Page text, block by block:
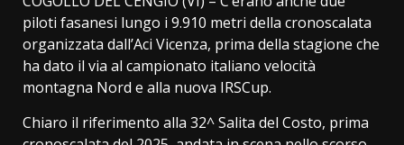
piloti fasanesi lungo i 9.910 metri della cronoscalata
organizzata dall’Aci Vicenza, prima della stagione che
ha dato il via al campionato italiano velocità
montagna Nord e alla nuova IRSCup.
Chiaro il riferimento alla 32^ Salita del Costo, prima